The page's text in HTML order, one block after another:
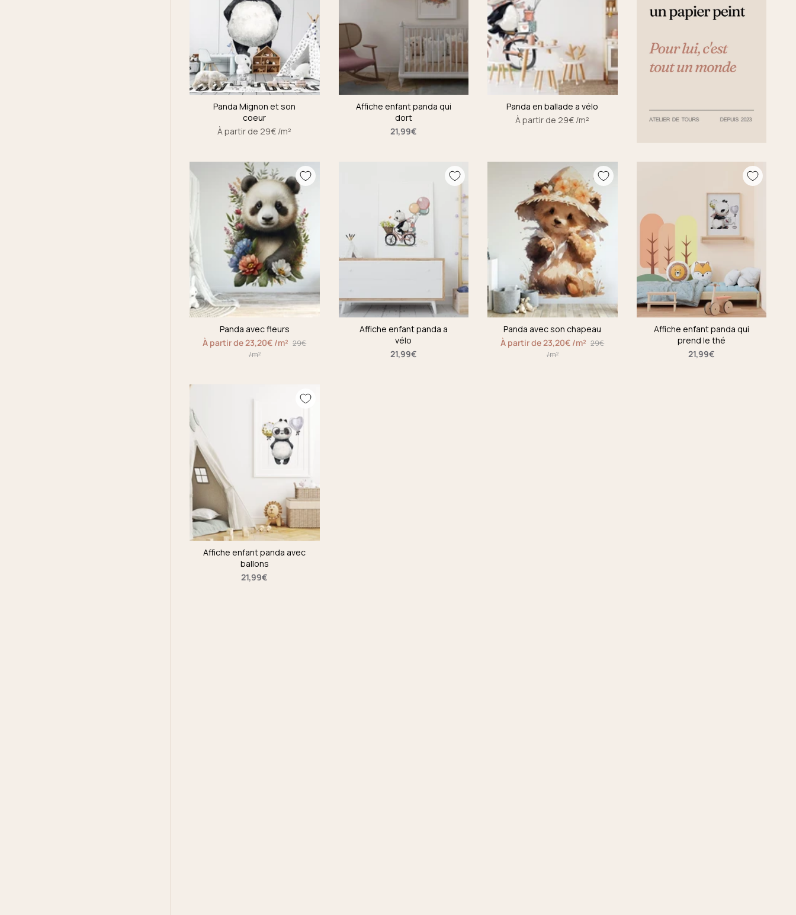
Panda Mignon et son
coeur
À partir de 29€ /m²
Affiche enfant panda qui
dort
21,99€
Panda en ballade a vélo
À partir de 29€ /m²
Panda avec fleurs
À partir de 23,20€ /m² 29€
/m²
Affiche enfant panda a
vélo
21,99€
Panda avec son chapeau
À partir de 23,20€ /m² 29€
/m²
Affiche enfant panda qui
prend le thé
21,99€
Affiche enfant panda avec
ballons
21,99€